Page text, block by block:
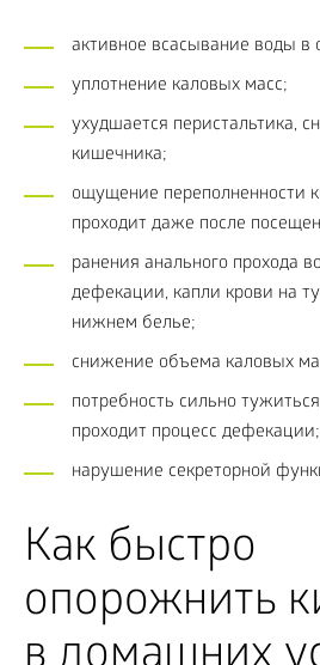
активное всасывание воды в
уплотнение каловых масс;
ухудшается перистальтика,
кишечника;
ощущение переполненности
проходит даже после
ранения анального прохода
дефекации, капли крови на
нижнем белье;
снижение объема каловых
потребность сильно
проходит процесс дефекации;
нарушение секреторной
Как быстро
опорожнить